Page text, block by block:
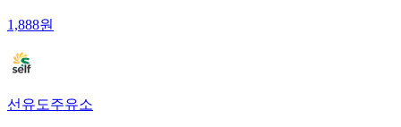
1,888원
선유도주유소